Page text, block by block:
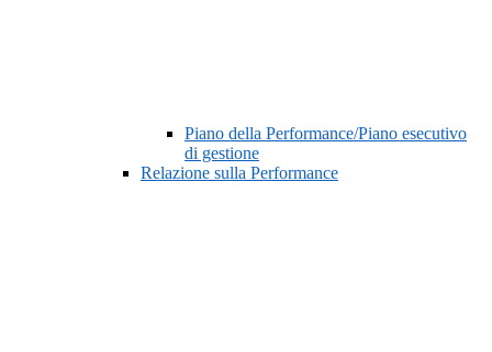
Piano della Performance/Piano esecutivo
di gestione
Relazione sulla Performance